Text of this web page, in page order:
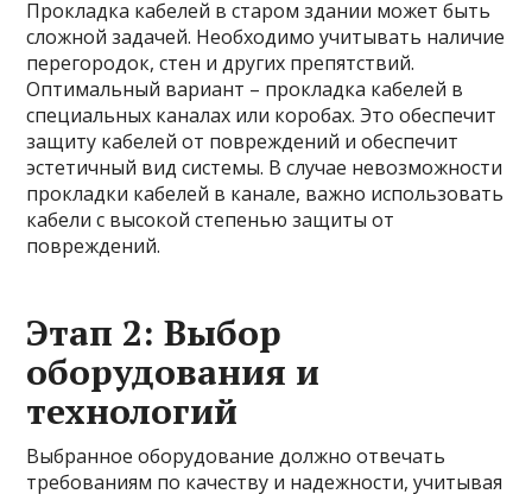
Прокладка кабелей в старом здании может быть
сложной задачей. Необходимо учитывать наличие
перегородок, стен и других препятствий.
Оптимальный вариант – прокладка кабелей в
специальных каналах или коробах. Это обеспечит
защиту кабелей от повреждений и обеспечит
эстетичный вид системы. В случае невозможности
прокладки кабелей в канале, важно использовать
кабели с высокой степенью защиты от
повреждений.
Этап 2: Выбор
оборудования и
технологий
Выбранное оборудование должно отвечать
требованиям по качеству и надежности, учитывая